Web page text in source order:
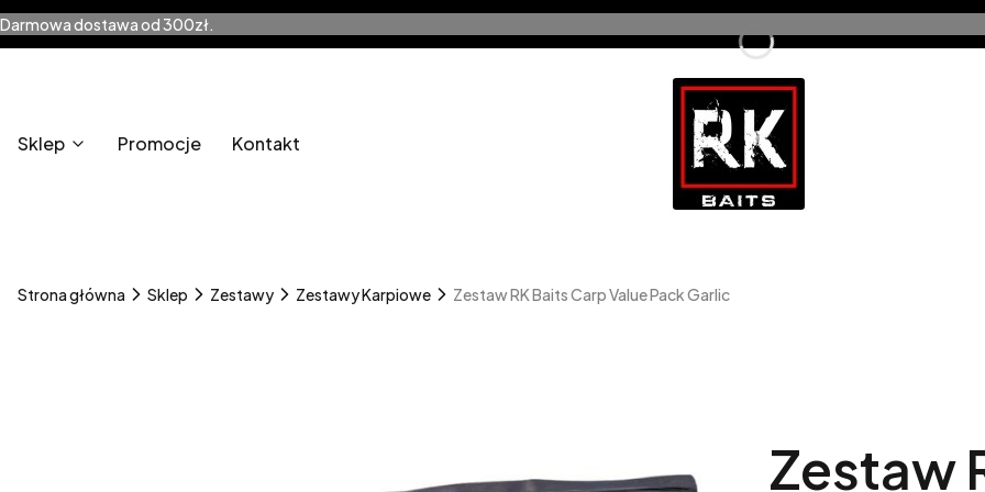
Darmowa dostawa od 300zł.
Sklep Promocje Kontakt
Strona główna Sklep Zestawy Zestawy Karpiowe Zestaw RK Baits Carp Value Pack Garlic
Zestaw